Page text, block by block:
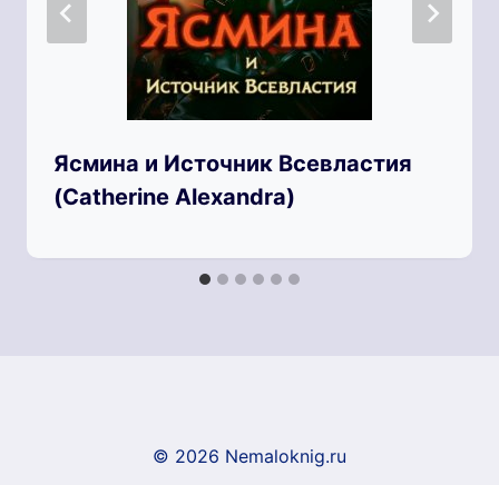
Ясмина и Источник Всевластия
(Catherine Alexandra)
© 2026 Nemaloknig.ru